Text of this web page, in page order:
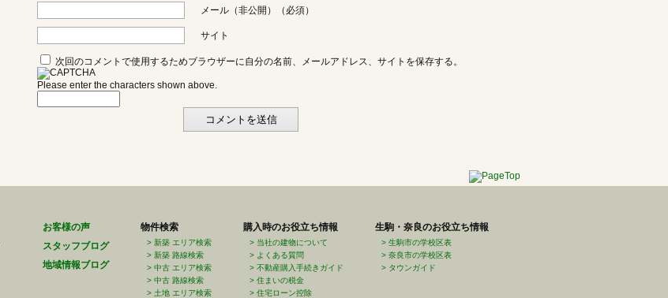
メール（非公開）（必須）
サイト
次回のコメントで使用するためブラウザーに自分の名前、メールアドレス、サイトを保存する。
Please enter the characters shown above.
お客様の声
スタッフブログ
地域情報ブログ
物件検索
新築 エリア検索
新築 路線検索
中古 エリア検索
中古 路線検索
土地 エリア検索
購入時のお役立ち情報
当社の建物について
よくある質問
不動産購入手続きガイド
住まいの税金
住宅ローン控除
生駒・奈良のお役立ち情報
生駒市の学校区表
奈良市の学校区表
タウンガイド